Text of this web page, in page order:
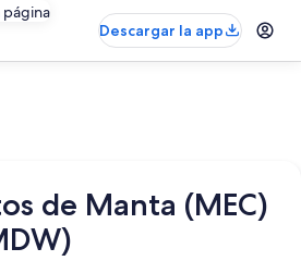
página
Descargar la app
de Manta (MEC)